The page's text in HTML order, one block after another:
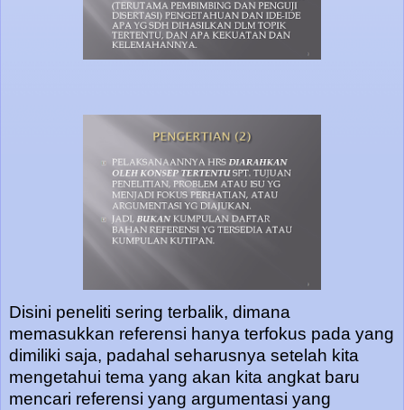
Disini peneliti sering terbalik, dimana
memasukkan referensi hanya terfokus pada yang
dimiliki saja, padahal seharusnya setelah kita
mengetahui tema yang akan kita angkat baru
mencari referensi yang argumentasi yang